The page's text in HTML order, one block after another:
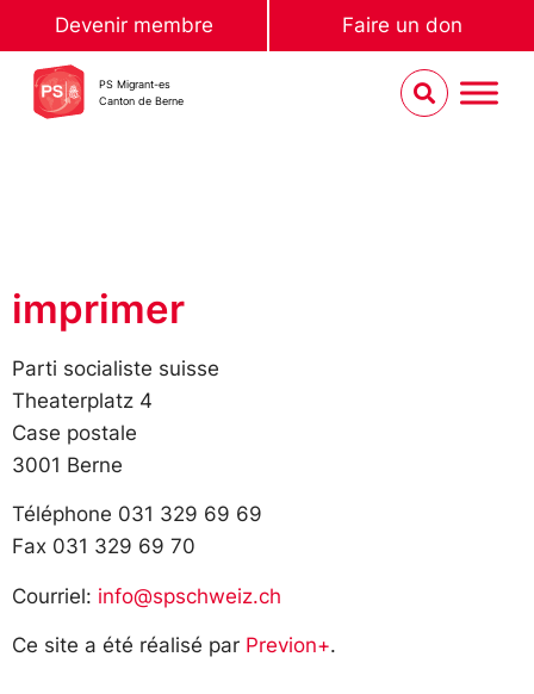
Devenir membre Faire un don
PS Migrant-es
Canton de Berne
imprimer
Parti socialiste suisse
Theaterplatz 4
Case postale
3001 Berne
Téléphone 031 329 69 69
Fax 031 329 69 70
Courriel: info@spschweiz.ch
Ce site a été réalisé par Previon+.